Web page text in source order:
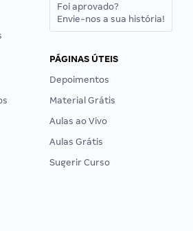
Foi aprovado?
Envie-nos a sua história!
PÁGINAS ÚTEIS
Depoimentos
Material Grátis
Aulas ao Vivo
Aulas Grátis
Sugerir Curso